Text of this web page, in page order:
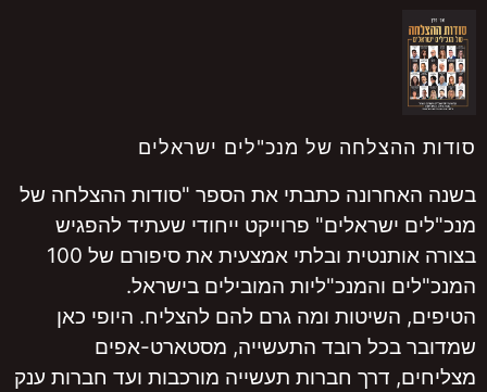
סודות ההצלחה של מנכ"לים ישראלים
בשנה האחרונה כתבתי את הספר "סודות ההצלחה של
מנכ"לים ישראלים" פרוייקט ייחודי שעתיד להפגיש
בצורה אותנטית ובלתי אמצעית את סיפורם של 100
המנכ"לים והמנכ"ליות המובילים בישראל.
הטיפים, השיטות ומה גרם להם להצליח. היופי כאן
שמדובר בכל רובד התעשייה, מסטארט-אפים
מצליחים, דרך חברות תעשייה מורכבות ועד חברות ענק